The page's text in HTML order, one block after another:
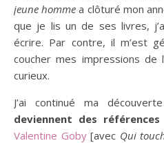
jeune homme a clôturé mon
que je lis un de ses livres,
écrire. Par contre, il m’est
coucher mes impressions de
curieux.
J’ai continué ma
deviennent des
Valentine Goby[avec Qui